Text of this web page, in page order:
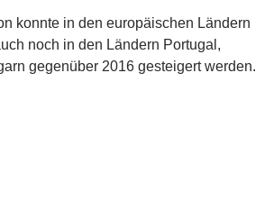
konnte in den europäischen Ländern
noch in den Ländern Portugal,
gegenüber 2016 gesteigert werden.